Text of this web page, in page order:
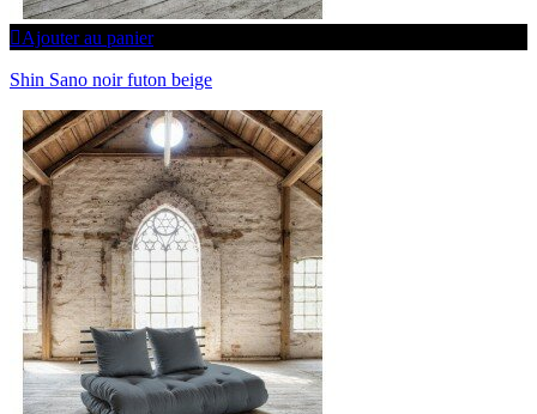
Ajouter au panier
Shin Sano noir futon beige